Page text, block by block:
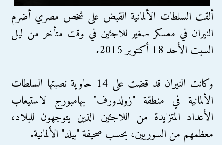
ألقت السلطات الألمانية القبض على شخص مصري أضرم
النيران في معسكر صغير للاجئين في وقت متأخر من ليل
السبت الأحد 18 أكتوبر 2015.
وكانت النيران قد قضت على 14 حاوية نصبتها السلطات
الألمانية في منطقة "زولدورف" بهامبورج لاستيعاب
الأعداد المتزايدة من اللاجئين الذين يتوجهون للبلاد،
معظمهم من السوريين، بحسب صحيفة "بيلد" الألمانية.